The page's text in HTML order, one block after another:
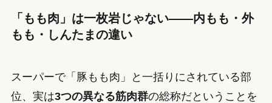
「もも肉」は一枚岩じゃない——内もも・外
もも・しんたまの違い
スーパーで「豚もも肉」と一括りにされている部
位、実は3つの異なる筋肉群の総称だということを